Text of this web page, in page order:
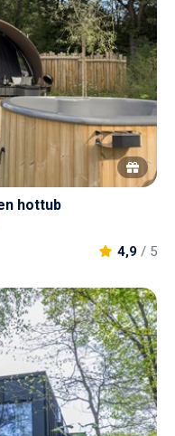
hottub
4,9 / 5